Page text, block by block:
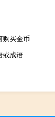
购买金币
或成语